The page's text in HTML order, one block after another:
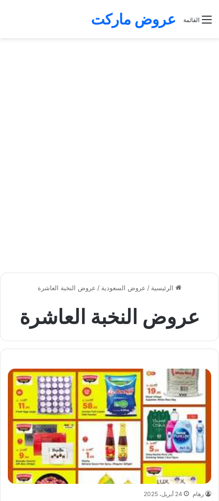
عروض ماركت القائمة
الرئيسية / عروض السعودية / عروض النخبة العاشرة
عروض النخبة العاشرة
رهام 24 أبريل، 2025